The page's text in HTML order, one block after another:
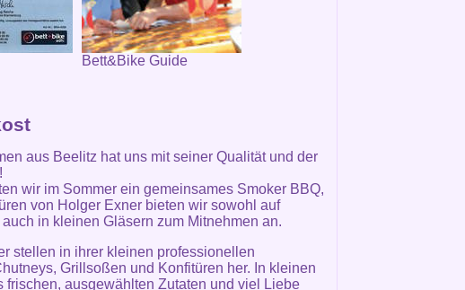
Bett&Bike Guide
aus Beelitz hat uns mit seiner Qualität und der
wir im Sommer ein gemeinsames Smoker BBQ,
von Holger Exner bieten wir sowohl auf
in kleinen Gläsern zum Mitnehmen an.
stellen in ihrer kleinen professionellen
Grillsoßen und Konfitüren her. In kleinen
frischen, ausgewählten Zutaten und viel Liebe